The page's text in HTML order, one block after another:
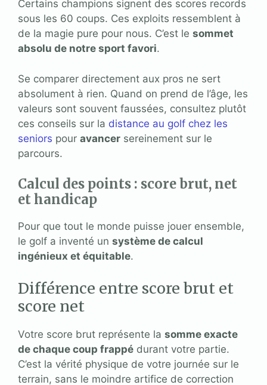
Certains champions signent des scores records
sous les 60 coups. Ces exploits ressemblent à
de la magie pure pour nous. C’est le sommet
absolu de notre sport favori.
Se comparer directement aux pros ne sert
absolument à rien. Quand on prend de l’âge, les
valeurs sont souvent faussées, consultez plutôt
ces conseils sur la distance au golf chez les
seniors pour avancer sereinement sur le
parcours.
Calcul des points : score brut, net
et handicap
Pour que tout le monde puisse jouer ensemble,
le golf a inventé un système de calcul
ingénieux et équitable.
Différence entre score brut et
score net
Votre score brut représente la somme exacte
de chaque coup frappé durant votre partie.
C’est la vérité physique de votre journée sur le
terrain, sans le moindre artifice de correction